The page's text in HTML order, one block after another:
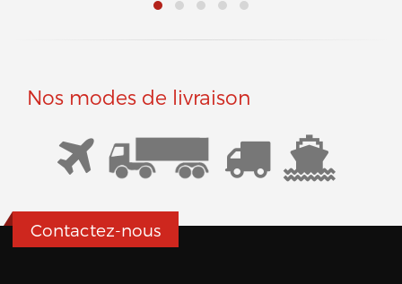
Nos modes de livraison
Contactez-nous